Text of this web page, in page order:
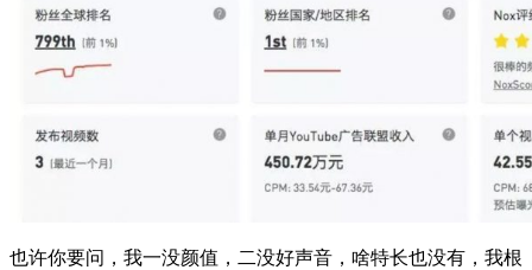
也许你要问，我一没颜值，二没好声音，啥特长也没有，我根